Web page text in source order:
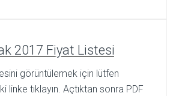
2017 Fiyat Listesi
görüntülemek için lütfen
linke tıklayın. Açtıktan sonra PDF